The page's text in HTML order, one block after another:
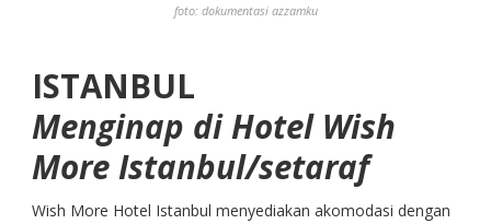
foto: dokumentasi azzamku
ISTANBUL
Menginap di Hotel Wish
More Istanbul/setaraf
Wish More Hotel Istanbul menyediakan akomodasi dengan